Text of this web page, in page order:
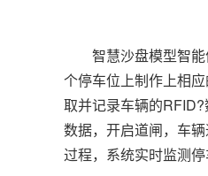
智慧沙盘模型智能
个停车位上制作上相
取并记录车辆的
数据，开启道闸，车
过程，系统实时监测